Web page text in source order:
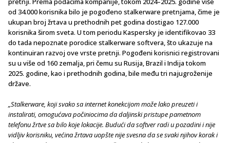
od 34.000 korisnika bilo je pogođeno stalkerware pretnjama, čime je
ukupan broj žrtava u prethodnih pet godina dostigao 127.000
korisnika širom sveta. U tom periodu Kaspersky je identifikovao 33
do tada nepoznate porodice stalkerware softvera, što ukazuje na
kontinuiran razvoj ove vrste pretnji. Pogođeni korisnici registrovani
su u više od 160 zemalja, pri čemu su Rusija, Brazil i Indija tokom
2025. godine, kao i prethodnih godina, bile među tri najugroženije
države.
„Stalkerware, koji svako sa internet konekcijom može lako preuzeti i
instalirati, omogućava počiniocima da daljinski pristupe pametnom
telefonu žrtve sa bilo koje lokacije. Budući da softver radi u pozadini i nije
vidljiv korisniku, većina žrtava uopšte nije svesna da se svaki njihov korak i